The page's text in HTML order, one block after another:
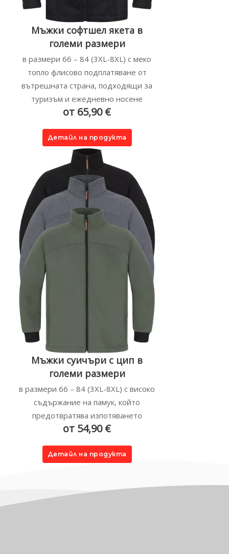
Мъжки софтшел якета в
големи размери
в размери 66 – 84 (3XL-8XL) с меко
топло флисово подплатяване от
вътрешната страна, подходящи за
туризъм и ежедневно носене
от 65,90 €
Детайл на продукта
Мъжки суичъри с цип в
големи размери
в размери 66 – 84 (3XL-8XL) с високо
съдържание на памук, който
предотвратява изпотяването
от 54,90 €
Детайл на продукта